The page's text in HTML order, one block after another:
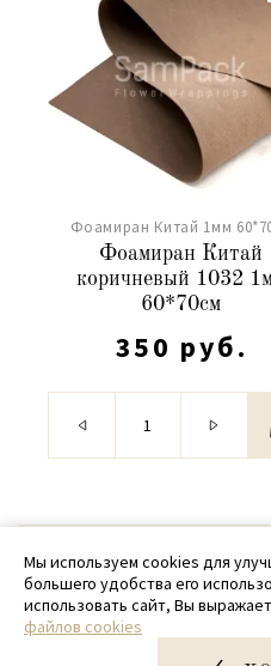
Фоамиран Китай 1мм
Фоамиран Китай
коричневый 1032
60*70см
350 руб.
© 2020 -
+ 7 (918)
Мы используем cookies для
большего удобства его
использовать сайт, Вы
файлов cookies